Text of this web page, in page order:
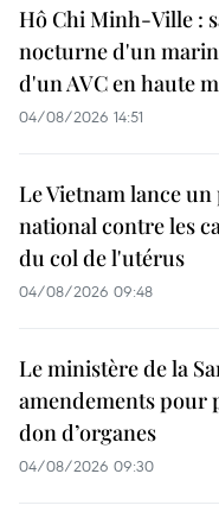
Hô Chi Minh-Ville :
nocturne d'un
d'un AVC en haute
04/08/2026 14:51
Le Vietnam lance
national contre les
du col de l'utérus
04/08/2026 09:48
Le ministère de la
amendements pour
don d’organes
04/08/2026 09:30